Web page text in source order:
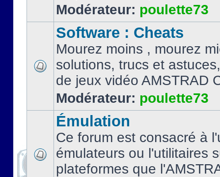
Modérateur: poulette73
Software : Cheats
Mourez moins , mourez
solutions, trucs et
de jeux vidéo AMSTRAD
Modérateur: poulette73
Émulation
Ce forum est consacré à
émulateurs ou l'utilitaires
plateformes que